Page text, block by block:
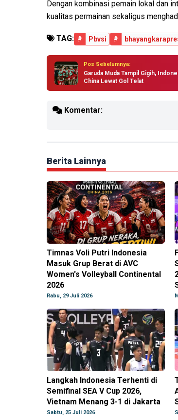
Dengan kombinasi pemain lokal dan
kualitas permainan sekaligus
TAG: # Pbvsi #
Pos Sebelumnya:
Garuda Muda Tampil Gigih,
China Lewat Gol Telat
Komentar:
Berita Lainnya
Timnas Voli Putri Indonesia
Masuk Grup Berat di AVC
Women's Volleyball Continental
2026
Rabu, 29 Juli 2026
Langkah Indonesia Terhenti di
Semifinal SEA V Cup 2026,
Vietnam Menang 3-1 di Jakarta
Sabtu, 25 Juli 2026